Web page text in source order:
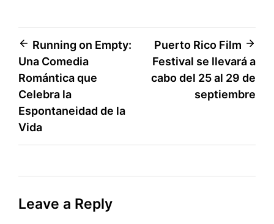
Post
navigation
Running on Empty:
Una Comedia
Romántica que
Celebra la
Espontaneidad de la
Vida
Puerto Rico Film
Festival se llevará a
cabo del 25 al 29 de
septiembre
Leave a Reply